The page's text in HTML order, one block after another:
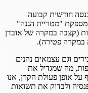
חודשית קבועה
מספקת "מטריית הגנה"
(קצבה במקרה של אובדן
במקרה פטירה).
וגם עצמאים נהנים
מה שמגדיל את
על אופן פעולת הקרן, אנו
ולבדוק את תשואות